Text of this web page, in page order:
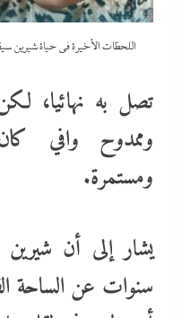
اللحظات الأخيرة في حياة شيرين
تصل به نهائيا،
وممدوح وافي
ومستمرة.
يشار إلى أن
سنوات عن الساحة